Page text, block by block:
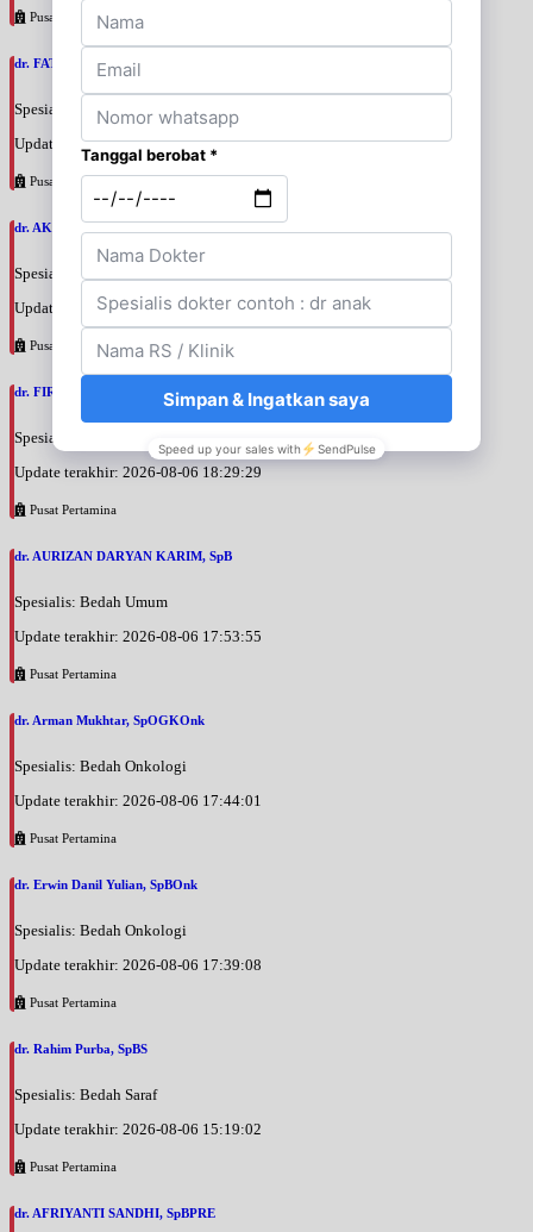
Pusat Pertamina
dr. FATAN ABSHARI, SpU
Spesialis: Bedah Urologi
Update terakhir: 2026-08-06 18:42:13
Pusat Pertamina
dr. AKBARI WAHYUDI KUSUMAH, SpU
Spesialis: Bedah Urologi
Update terakhir: 2026-08-06 18:38:38
Pusat Pertamina
dr. FIRTANTYO ADI SYAHPUTRA, SpU
Spesialis: Bedah Urologi
Update terakhir: 2026-08-06 18:29:29
Pusat Pertamina
dr. AURIZAN DARYAN KARIM, SpB
Spesialis: Bedah Umum
Update terakhir: 2026-08-06 17:53:55
Pusat Pertamina
dr. Arman Mukhtar, SpOGKOnk
Spesialis: Bedah Onkologi
Update terakhir: 2026-08-06 17:44:01
Pusat Pertamina
dr. Erwin Danil Yulian, SpBOnk
Spesialis: Bedah Onkologi
Update terakhir: 2026-08-06 17:39:08
Pusat Pertamina
dr. Rahim Purba, SpBS
Spesialis: Bedah Saraf
Update terakhir: 2026-08-06 15:19:02
Pusat Pertamina
dr. AFRIYANTI SANDHI, SpBPRE